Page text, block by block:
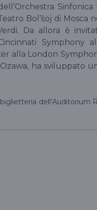
Sinfonica
Bol’šoj di Mosca
Da allora è
Symphony
alla London
ha sviluppato
dell’Auditorium